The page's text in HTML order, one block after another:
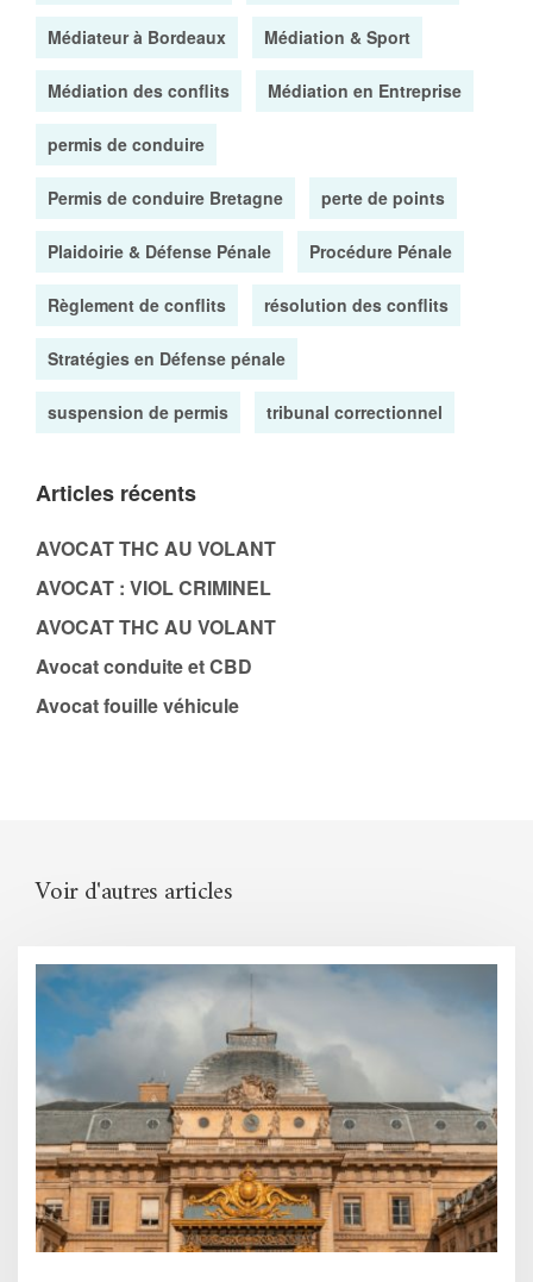
Médiateur à Bordeaux Médiation & Sport
Médiation des conflits Médiation en Entreprise
permis de conduire
Permis de conduire Bretagne perte de points
Plaidoirie & Défense Pénale Procédure Pénale
Règlement de conflits résolution des conflits
Stratégies en Défense pénale
suspension de permis tribunal correctionnel
Articles récents
AVOCAT THC AU VOLANT
AVOCAT : VIOL CRIMINEL
AVOCAT THC AU VOLANT
Avocat conduite et CBD
Avocat fouille véhicule
Voir d'autres articles